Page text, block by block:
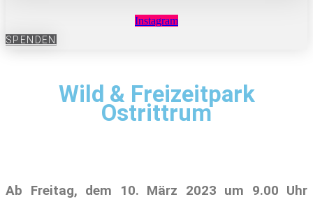
Instagram
SPENDEN
Wild & Freizeitpark
Ostrittrum
Ab Freitag, dem 10. März 2023 um 9.00 Uhr